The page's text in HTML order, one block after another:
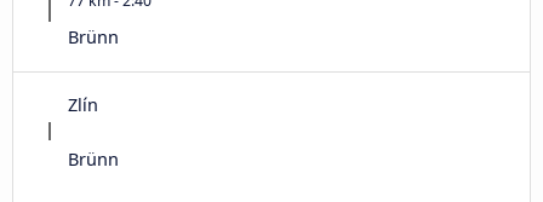
Brünn
Zlín
Brünn